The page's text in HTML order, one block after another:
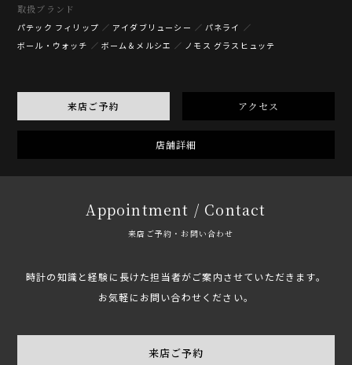
取扱ブランド
パテック フィリップ アイダブリューシー
パネライ
ボール・ウォッチ
ボーム＆メルシエ ノモス グラスヒュッテ
来店ご予約 アクセス
店舗詳細
Appointment / Contact
来店ご予約・お問い合わせ
時計の知識と経験に長けた担当者がご案内させていただきます。
お気軽にお問い合わせください。
来店ご予約